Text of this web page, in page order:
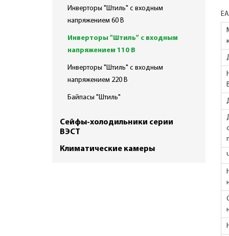
Инверторы "Штиль" с входным
напряжением 60 В
Инверторы "Штиль" с входным
напряжением 110 В
Инверторы "Штиль" с входным
напряжением 220 В
Байпасы "Штиль"
Сейфы-холодильники серии
ВЭСТ
Климатические камеры